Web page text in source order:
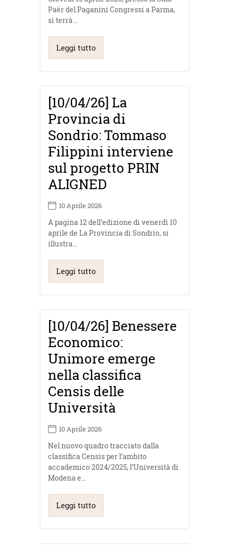
Paër del Paganini Congressi a Parma,
si terrà…
Leggi tutto
[10/04/26] La
Provincia di
Sondrio: Tommaso
Filippini interviene
sul progetto PRIN
ALIGNED
10 Aprile 2026
A pagina 12 dell’edizione di venerdì 10
aprile de La Provincia di Sondrio, si
illustra…
Leggi tutto
[10/04/26] Benessere
Economico:
Unimore emerge
nella classifica
Censis delle
Università
10 Aprile 2026
Nel nuovo quadro tracciato dalla
classifica Censis per l’ambito
accademico 2024/2025, l’Università di
Modena e…
Leggi tutto